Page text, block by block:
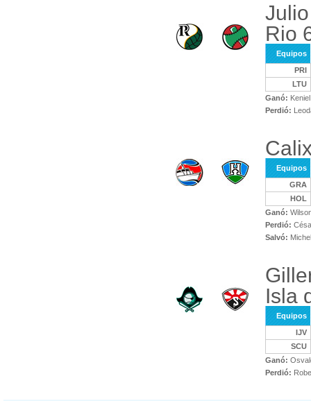
Rio
Equipos
PRI
LTU
Ganó:
Perdió:
Equipos
GRA
HOL
Ganó:
Perdió:
Salvó:
Isla
Equipos
IJV
SCU
Ganó:
Perdió: